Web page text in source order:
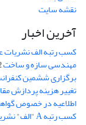
نقشه سایت
آخرین اخبار
کسب رتبه الف نشریات
مهندسی سازه و ساخت
برگزاری ششمین
تغییر هزینه پردازش
اطلاعیه در خصوص
کسب رتبه A "الف" نشریه مهندسی سازه و ساخت